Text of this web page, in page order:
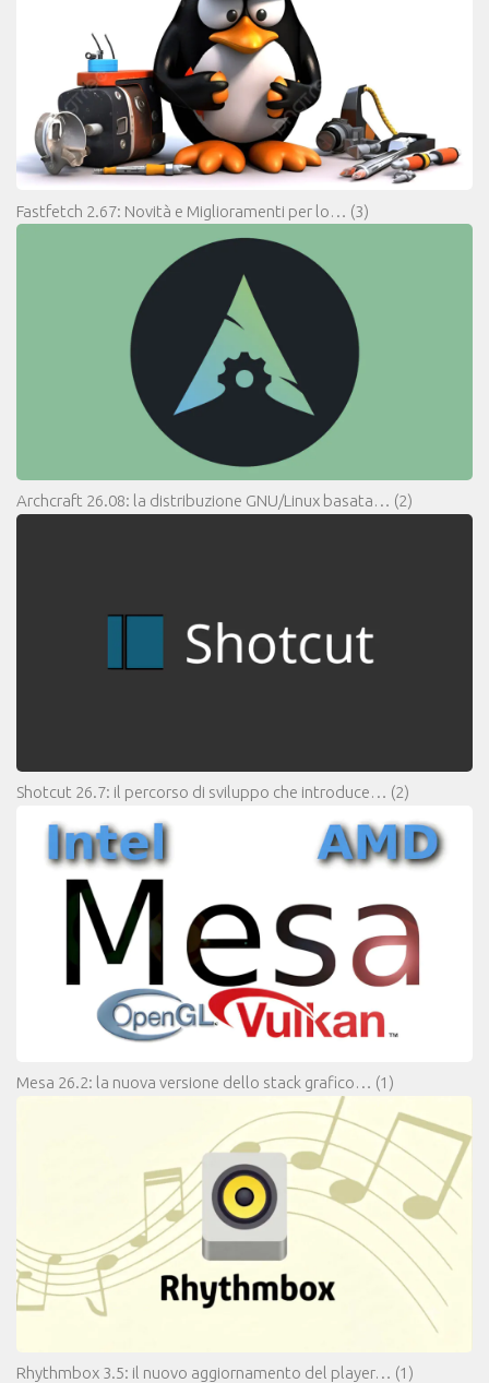
Fastfetch 2.67: Novità e Miglioramenti per lo… (3)
Archcraft 26.08: la distribuzione GNU/Linux basata… (2)
Shotcut 26.7: il percorso di sviluppo che introduce… (2)
Mesa 26.2: la nuova versione dello stack grafico… (1)
Rhythmbox 3.5: il nuovo aggiornamento del player… (1)